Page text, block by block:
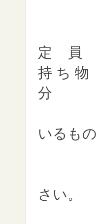
京
連絡
定 員
持 ち 物
②日案
いるも
③赤
※①及
さい。
１部